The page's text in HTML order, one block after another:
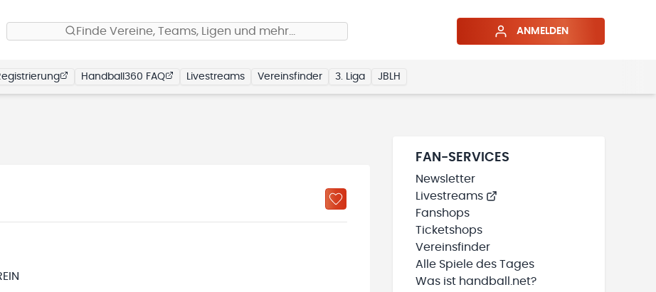
Finde Vereine, Teams, Ligen und mehr… ANMELDEN
Handball360 FAQ Livestreams Vereinsfinder 3. Liga JBLH
FAN-SERVICES
Newsletter
Livestreams
Fanshops
Ticketshops
Vereinsfinder
Alle Spiele des Tages
Was ist handball.net?